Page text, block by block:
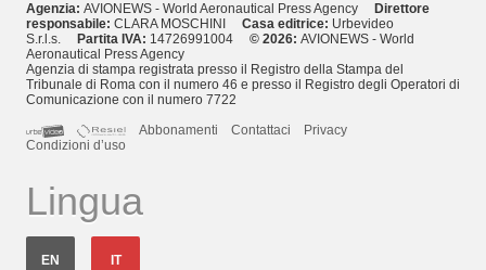
Agenzia: AVIONEWS - World Aeronautical Press Agency
Direttore
responsabile: CLARA MOSCHINI Casa editrice: Urbevideo
S.r.l.s.
Partita IVA: 14726991004 © 2026: AVIONEWS - World
Aeronautical Press Agency
Agenzia di stampa registrata presso il Registro della Stampa del
Tribunale di Roma con il numero 46 e presso il Registro degli Operatori di
Comunicazione con il numero 7722
Abbonamenti
Contattaci
Privacy
Condizioni d’uso
Lingua
EN IT